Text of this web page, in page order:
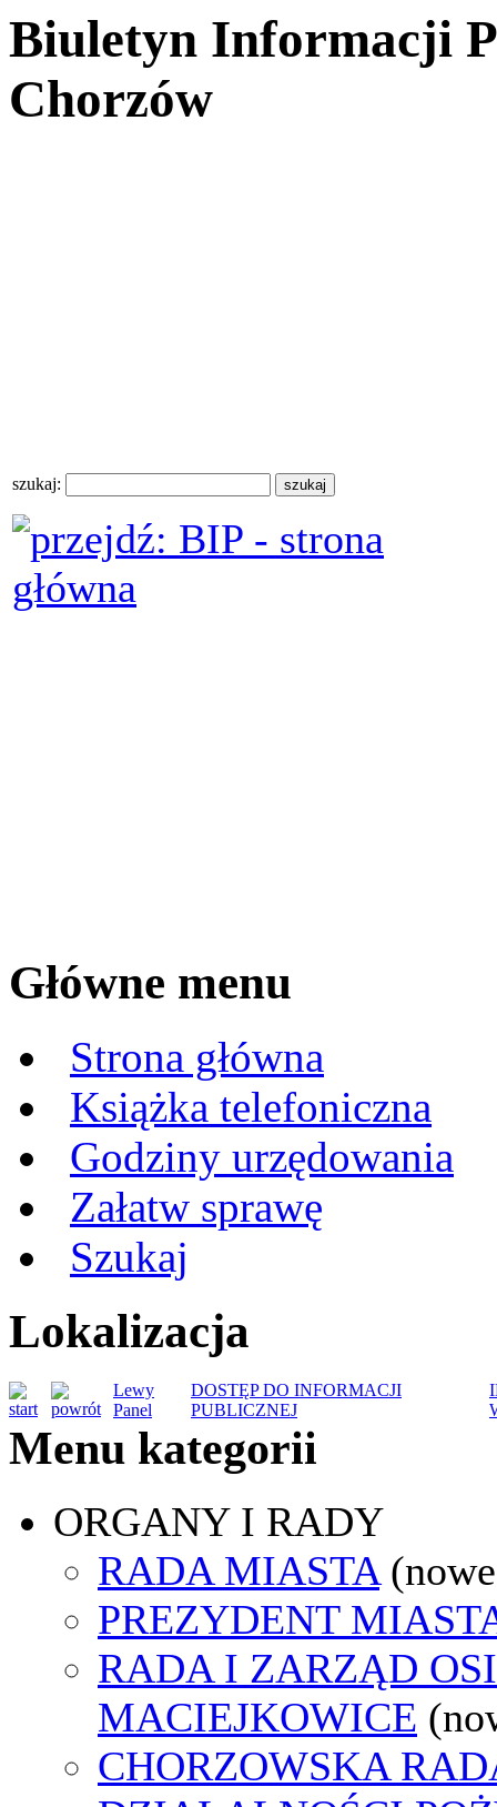
Biuletyn Informacji
Chorzów
szukaj:
Główne menu
Strona główna
Książka telefoniczna
Godziny urzędowania
Załatw sprawę
Szukaj
Lokalizacja
Lewy
Panel
DOSTĘP DO INFORMACJI
PUBLICZNEJ
Menu kategorii
ORGANY I RADY
RADA MIASTA
PREZYDENT
RADA I ZARZĄD
MACIEJKOWICE
CHORZOWSKA